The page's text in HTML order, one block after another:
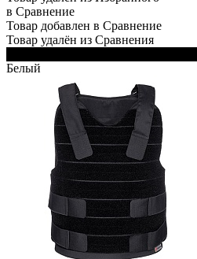
в Сравнение
Товар добавлен в Сравнение
Товар удалён из Сравнения
Белый